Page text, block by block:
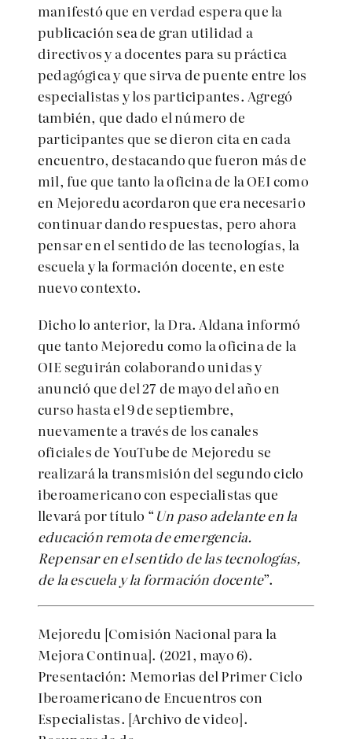
manifestó que en verdad espera que la
publicación sea de gran utilidad a
directivos y a docentes para su práctica
pedagógica y que sirva de puente entre los
especialistas y los participantes. Agregó
también, que dado el número de
participantes que se dieron cita en cada
encuentro, destacando que fueron más de
mil, fue que tanto la oficina de la OEI como
en Mejoredu acordaron que era necesario
continuar dando respuestas, pero ahora
pensar en el sentido de las tecnologías, la
escuela y la formación docente, en este
nuevo contexto.
Dicho lo anterior, la Dra. Aldana informó
que tanto Mejoredu como la oficina de la
OIE seguirán colaborando unidasy
anunció que del 27 de mayo del año en
curso hasta el 9 de septiembre,
nuevamente a través de los canales
oficiales de YouTube de Mejoredu se
realizará la transmisión del segundo ciclo
iberoamericano con especialistas que
llevará por título “ Un paso adelante en la
educación remota de emergencia.
Repensar en el sentido de las tecnologías,
de la escuela y la formación docente”.
Mejoredu [Comisión Nacional para la
Mejora Continua]. (2021, mayo 6).
Presentación: Memorias del Primer Ciclo
Iberoamericano de Encuentros con
Especialistas. [Archivo de video].